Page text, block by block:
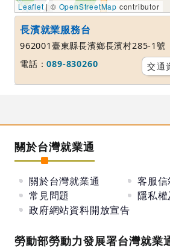
Leaflet | © OpenStreetMap contributor
長濱就業服務台
962001臺東縣長濱鄉長濱村285-1號
電話：089-830260 交通
關於台灣就業通
關於台灣就業通
客服信
常見問題
隱私
政府網站資料開放宣告
勞動部勞動力發展署台灣就業